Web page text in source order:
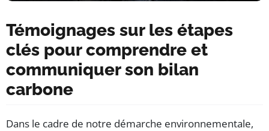
Témoignages sur les étapes
clés pour comprendre et
communiquer son bilan
carbone
Dans le cadre de notre démarche environnementale,